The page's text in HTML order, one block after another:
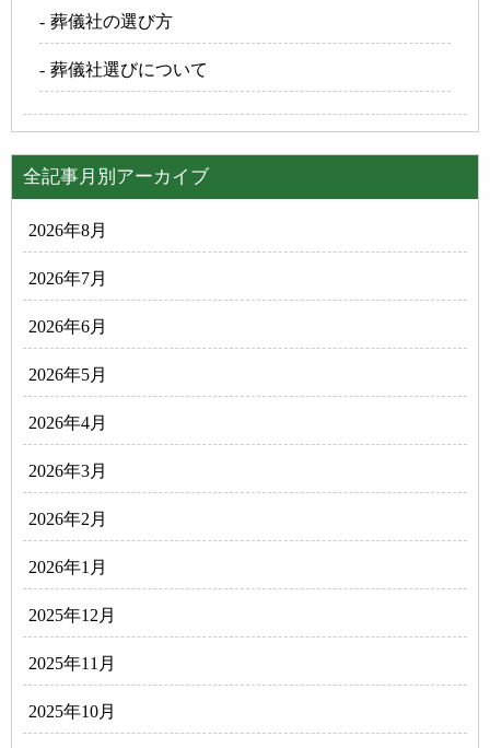
葬儀社の選び方
葬儀社選びについて
全記事月別アーカイブ
2026年8月
2026年7月
2026年6月
2026年5月
2026年4月
2026年3月
2026年2月
2026年1月
2025年12月
2025年11月
2025年10月